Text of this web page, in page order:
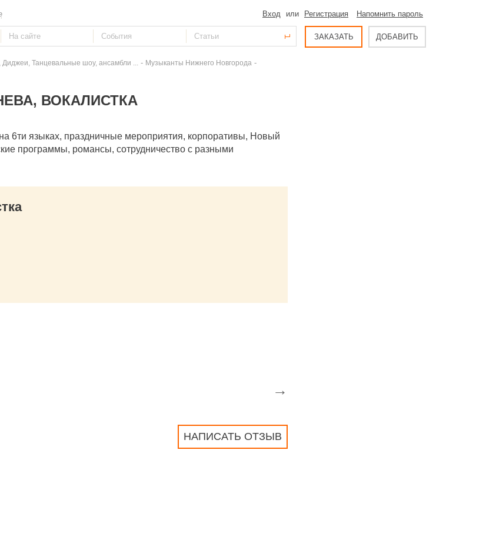
Вход или Регистрация Напомнить пароль
ЗАКАЗАТЬ ДОБАВИТЬ
Танцевальные шоу, ансамбли ... - Музыканты Нижнего Новгорода -
ВОКАЛИСТКА
6ти языках, праздничные мероприятия, корпоративы, Новый
программы, романсы, сотрудничество с разными
→
НАПИСАТЬ ОТЗЫВ